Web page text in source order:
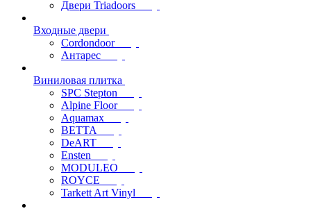
Двери Triadoors
Входные двери
Cordondoor
Антарес
Виниловая плитка
SPC Stepton
Alpine Floor
Aquamax
BETTA
DeART
Ensten
MODULEO
ROYCE
Tarkett Art Vinyl